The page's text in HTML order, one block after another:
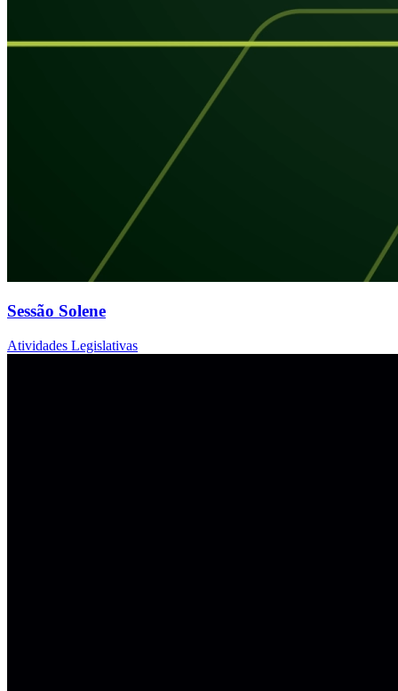
Sessão Solene
Atividades Legislativas